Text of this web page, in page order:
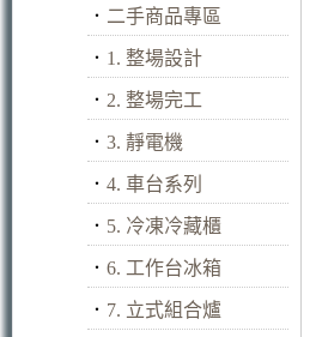
． 二手商品專區
． 1. 整場設計
． 2. 整場完工
． 3. 靜電機
． 4. 車台系列
． 5. 冷凍冷藏櫃
． 6. 工作台冰箱
． 7. 立式組合爐